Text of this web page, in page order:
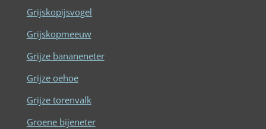
Grijskopijsvogel
Grijskopmeeuw
Grijze bananeneter
Grijze oehoe
Grijze torenvalk
Groene bijeneter